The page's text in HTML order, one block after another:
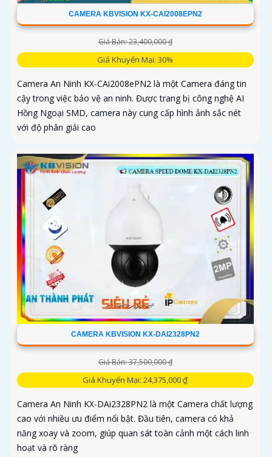
CAMERA KBVISION KX-CAI2008EPN2
Giá Bán: 23,400,000 ₫
Giá Khuyến Mại: 30%
Camera An Ninh KX-CAi2008ePN2 là một Camera đáng tin
cậy trong việc bảo vệ an ninh. Được trang bị công nghệ AI
Hồng Ngoại SMD, camera này cung cấp hình ảnh sắc nét
với độ phân giải cao
CAMERA KBVISION KX-DAI2328PN2
Giá Bán: 37,500,000 ₫
Giá Khuyến Mại: 24,375,000 ₫
Camera An Ninh KX-DAi2328PN2 là một Camera chất lượng
cao với nhiều ưu điểm nổi bật. Đầu tiên, camera có khả
năng xoay và zoom, giúp quan sát toàn cảnh một cách linh
hoạt và rõ ràng